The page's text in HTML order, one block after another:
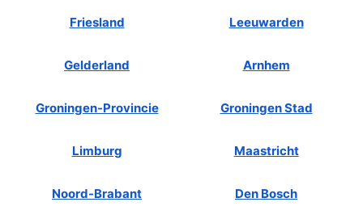
Friesland Leeuwarden
Gelderland Arnhem
Groningen-Provincie Groningen Stad
Limburg Maastricht
Noord-Brabant Den Bosch